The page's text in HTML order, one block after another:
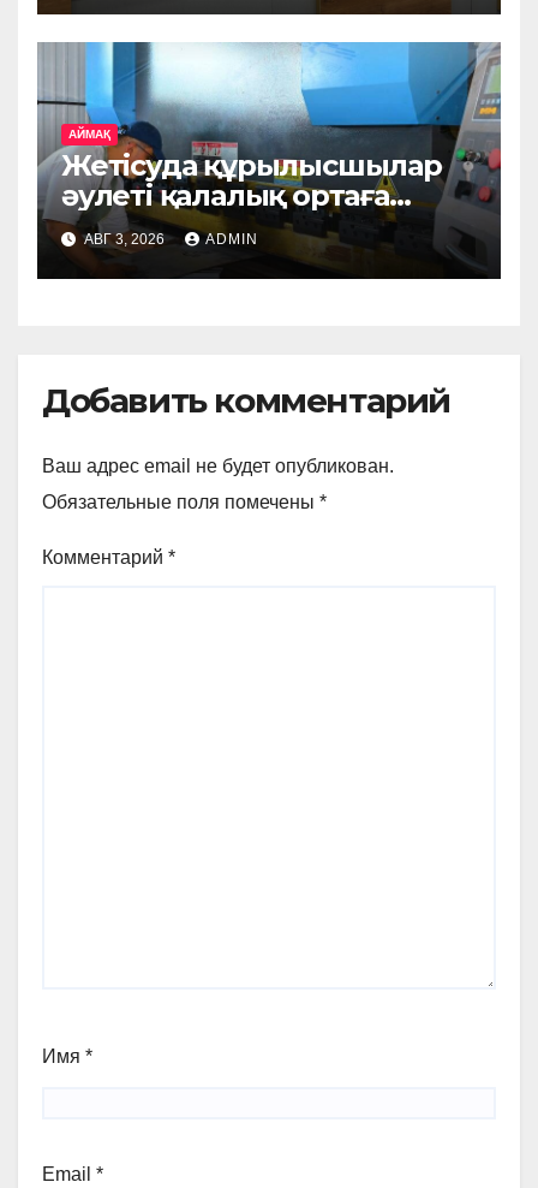
тұқымды жануарлар
жеткізіледі
АЙМАҚ
Жетісуда құрылысшылар
әулеті қалалық ортаға
арналған металл
бұйымдарын шығаратын
өндірісті жолға қойды
АВГ 3, 2026 ADMIN
Добавить комментарий
Ваш адрес email не будет опубликован.
Обязательные поля помечены *
Комментарий *
Имя *
Email *